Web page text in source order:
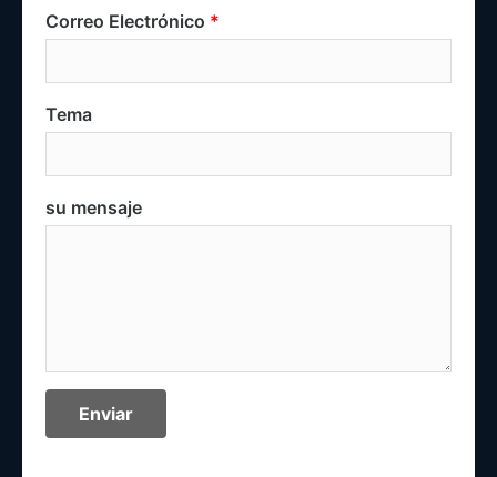
Correo Electrónico
Tema
su mensaje
Enviar